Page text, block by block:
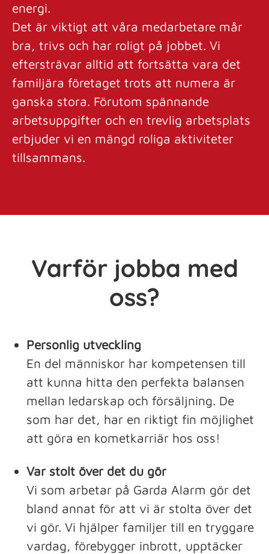
energi.
Det är viktigt att våra medarbetare mår
bra, trivs och har roligt på jobbet. Vi
eftersträvar alltid att fortsätta vara det
familjära företaget trots att numera är
ganska stora. Förutom spännande
arbetsuppgifter och en trevlig arbetsplats
erbjuder vi en mängd roliga aktiviteter
tillsammans.
Varför jobba med
oss?
Personlig utveckling
En del människor har kompetensen till
att kunna hitta den perfekta balansen
mellan ledarskap och försäljning. De
som har det, har en riktigt fin möjlighet
att göra en kometkarriär hos oss!
Var stolt över det du gör
Vi som arbetar på Garda Alarm gör det
bland annat för att vi är stolta över det
vi gör. Vi hjälper familjer till en tryggare
vardag, förebygger inbrott, upptäcker